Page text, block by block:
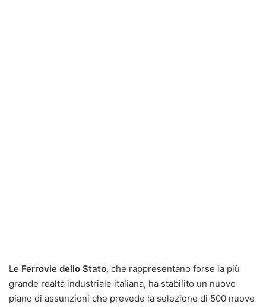
Le Ferrovie dello Stato, che rappresentano forse la più
grande realtà industriale italiana, ha stabilito un nuovo
piano di assunzioni che prevede la selezione di 500 nuove